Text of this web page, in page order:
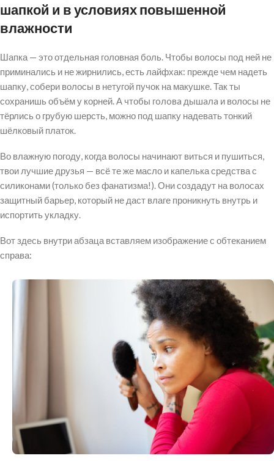
шапкой и в условиях повышенной
влажности
Шапка — это отдельная головная боль. Чтобы волосы под ней не
приминались и не жирнились, есть лайфхак: прежде чем надеть
шапку, собери волосы в нетугой пучок на макушке. Так ты
сохранишь объём у корней. А чтобы гoлoвa дышaлa и волосы не
тёрлись о грубую шерсть, можно под шапку надевать тонкий
шёлковый платок.
Во влажную погоду, когда волосы начинают виться и пушиться,
твои лучшие друзья — всё те же масло и капелька средства с
силиконами (только без фанатизма!). Они создадут на волосах
защитный барьер, который не даст влаге проникнуть внутрь и
испортить укладку.
Вот здесь внутри абзаца вставляем изображение с обтеканием
справа: